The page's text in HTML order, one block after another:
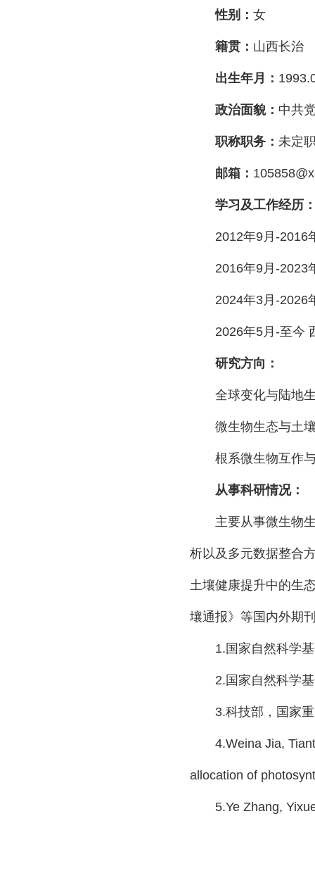
性别： 女
籍贯： 山西长治
出生年月：
政治面貌： 中共
职称职务： 未定
邮箱：
学习及工作经历
2012年9月 -2016
2016年9月 -2023
2024年3月 -2026
2026年5月 -至今
研究方向：
全球变化与陆地
微生物生态与土
根系微生物互作
从事科研情况：
主要从事微生物
析以及多元数据整合
土壤健康提升中的生
壤通报》等国内外期
1. 国家自然科学
2. 国家自然科学
3.科技部，国家
4.Weina Jia,
allocation of
5.Ye Zhang,